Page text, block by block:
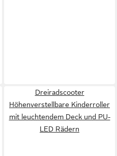
Dreiradscooter
Höhenverstellbare Kinderroller
mit leuchtendem Deck und PU-
LED Rädern